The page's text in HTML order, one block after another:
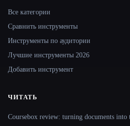
Все категории
Сравнить инструменты
Инструменты по аудитории
Лучшие инструменты 2026
Добавить инструмент
ЧИТАТЬ
Coursebox review: turning documents into